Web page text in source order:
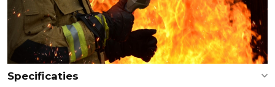
Specificaties